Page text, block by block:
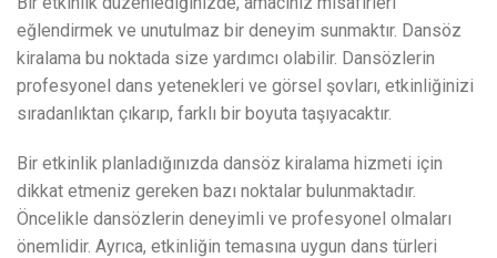
eğlendirmek ve unutulmaz bir deneyim sunmaktır. Dansöz
kiralama bu noktada size yardımcı olabilir. Dansözlerin
profesyonel dans yetenekleri ve görsel şovları, etkinliğinizi
sıradanlıktan çıkarıp, farklı bir boyuta taşıyacaktır.
Bir etkinlik planladığınızda dansöz kiralama hizmeti için
dikkat etmeniz gereken bazı noktalar bulunmaktadır.
Öncelikle dansözlerin deneyimli ve profesyonel olmaları
önemlidir. Ayrıca, etkinliğin temasına uygun dans türleri